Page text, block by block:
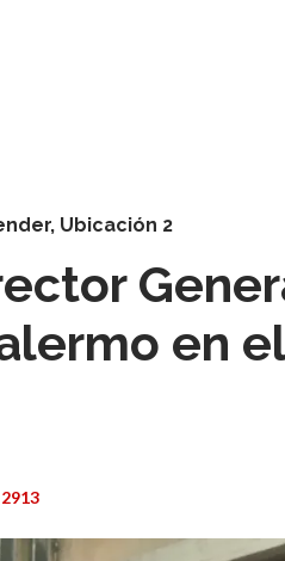
, Ubicación 2
en
2913